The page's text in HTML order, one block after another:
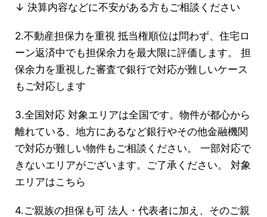
↓ 決算内容などに不安がある方もご相談ください
2.不動産担保力を重視 抵当権順位は問わず、住宅ロ
ーン返済中でも担保余力を最大限に評価します。 担
保余力を重視した審査で銀行で対応が難しいケース
もご対応します
3.全国対応 対象エリアは全国です。物件が都心から
離れている、地方にあるなど銀行やその他金融機関
で対応が難しい物件もご相談ください。 一部対応で
きないエリアがございます。ご了承ください。 対象
エリアはこちら
4.ご親族の担保も可 法人・代表者に加え、そのご親